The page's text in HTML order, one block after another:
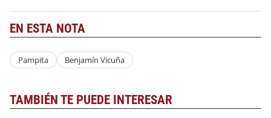
EN ESTA NOTA
Pampita Benjamín Vicuña
TAMBIÉN TE PUEDE INTERESAR